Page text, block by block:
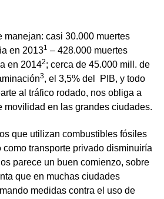
manejan: casi 30.000 muertes
en 20131 – 428.000 muertes
en 20142; cerca de 45.000 mill. de
3, el 3,5% del PIB, y todo
al tráfico rodado, nos obliga a
movilidad en las grandes ciudades.
que utilizan combustibles fósiles
como transporte privado disminuiría
parece un buen comienzo, sobre
que en muchas ciudades
medidas contra el uso de